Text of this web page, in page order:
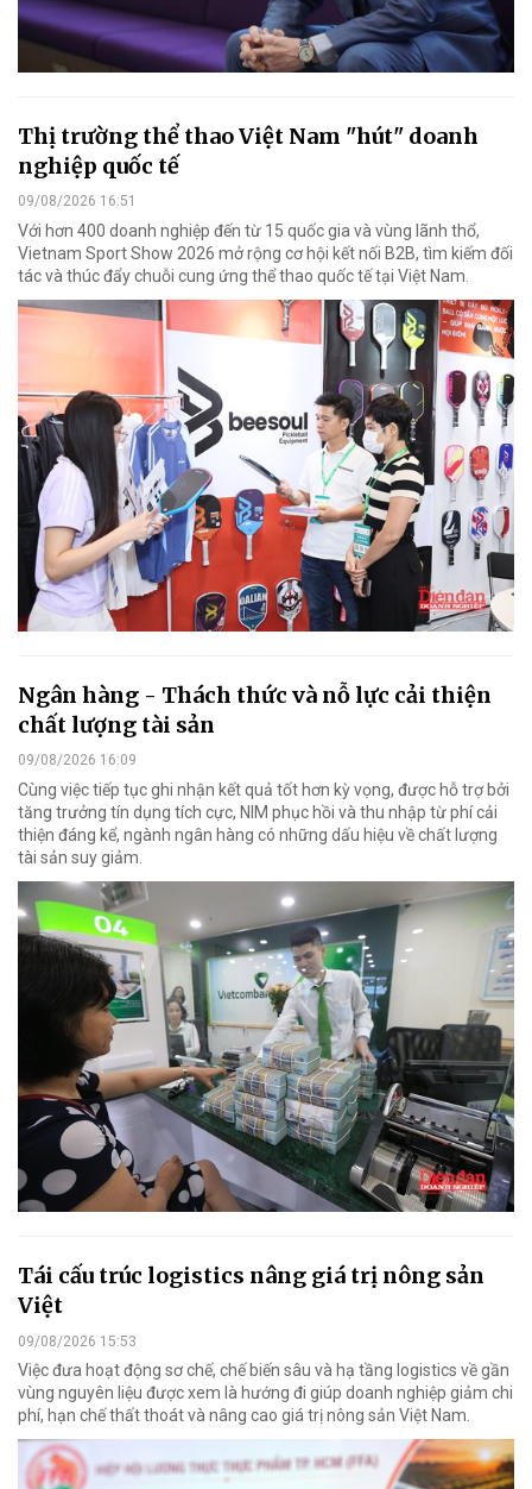
Thị trường thể thao Việt Nam "hút" doanh
nghiệp quốc tế
09/08/2026 16:51
Với hơn 400 doanh nghiệp đến từ 15 quốc gia và vùng lãnh thổ,
Vietnam Sport Show 2026 mở rộng cơ hội kết nối B2B, tìm kiếm đối
tác và thúc đẩy chuỗi cung ứng thể thao quốc tế tại Việt Nam.
Ngân hàng - Thách thức và nỗ lực cải thiện
chất lượng tài sản
09/08/2026 16:09
Cùng việc tiếp tục ghi nhận kết quả tốt hơn kỳ vọng, được hỗ trợ bởi
tăng trưởng tín dụng tích cực, NIM phục hồi và thu nhập từ phí cải
thiện đáng kể, ngành ngân hàng có những dấu hiệu về chất lượng
tài sản suy giảm.
Tái cấu trúc logistics nâng giá trị nông sản
Việt
09/08/2026 15:53
Việc đưa hoạt động sơ chế, chế biến sâu và hạ tầng logistics về gần
vùng nguyên liệu được xem là hướng đi giúp doanh nghiệp giảm chi
phí, hạn chế thất thoát và nâng cao giá trị nông sản Việt Nam.